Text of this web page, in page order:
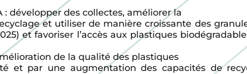
: développer des collectes, améliorer la
et utiliser de manière croissante des
et favoriser l’accès aux plastiques
de la qualité des plastiques
et par une augmentation des capacités de